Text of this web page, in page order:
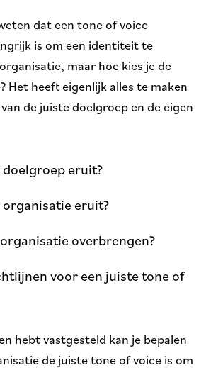
dat een tone of voice
is om een identiteit te
maar hoe kies je de
Het heeft eigenlijk alles te maken
de juiste doelgroep en de eigen
eruit?
eruit?
overbrengen?
voor een juiste tone of
hebt vastgesteld kan je bepalen
de juiste tone of voice is om